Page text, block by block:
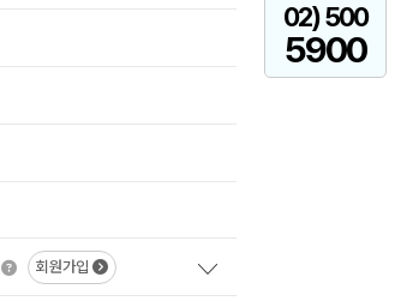
02) 500
5900
회원가입